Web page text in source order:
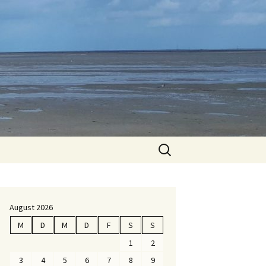
Suche
nach:
August 2026
M
D M D F S
S
1
2
3
4 5 6 7 8
9